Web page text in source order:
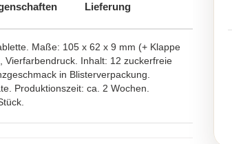
Lieferung
Maße: 105 x 62 x 9 mm (+ Klappe
Vierfarbendruck. Inhalt: 12 zuckerfreie
in Blisterverpackung.
Produktionszeit: ca. 2 Wochen.